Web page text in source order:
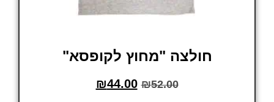
חולצה "מחוץ לקופסא"
₪52.00
₪44.00